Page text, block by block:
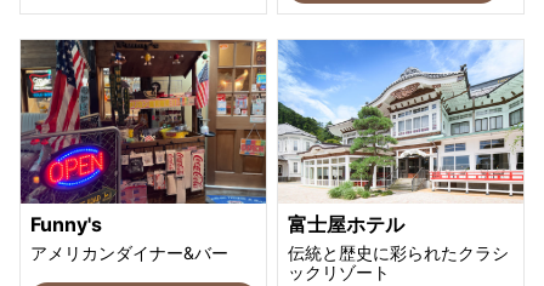
Funny's
アメリカンダイナー&バー
富士屋ホテル
伝統と歴史に彩られたクラシ
ックリゾート